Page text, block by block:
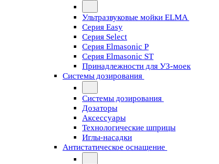
Ультразвуковые мойки ELMA
Серия Easy
Серия Select
Серия Elmasonic P
Серия Elmasonic ST
Принадлежности для УЗ-моек
Системы дозирования
Системы дозирования
Дозаторы
Аксессуары
Технологические шприцы
Иглы-насадки
Антистатическое оснащение